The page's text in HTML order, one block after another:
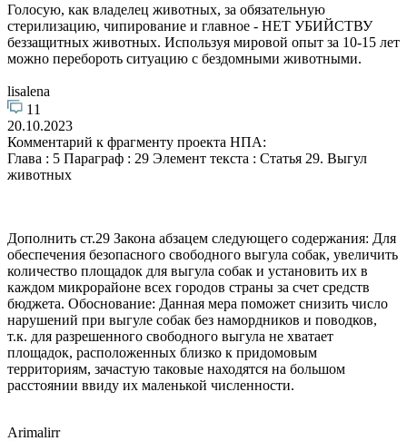
Голосую, как владелец животных, за обязательную
стерилизацию, чипирование и главное - НЕТ УБИЙСТВУ
беззащитных животных. Используя мировой опыт за 10-15 лет
можно перебороть ситуацию с бездомными животными.
lisalena
11
20.10.2023
Комментарий к фрагменту проекта НПА:
Глава : 5 Параграф : 29 Элемент текста : Статья 29. Выгул
животных
Дополнить ст.29 Закона абзацем следующего содержания: Для
обеспечения безопасного свободного выгула собак, увеличить
количество площадок для выгула собак и установить их в
каждом микрорайоне всех городов страны за счет средств
бюджета. Обоснование: Данная мера поможет снизить число
нарушений при выгуле собак без намордников и поводков,
т.к. для разрешенного свободного выгула не хватает
площадок, расположенных близко к придомовым
территориям, зачастую таковые находятся на большом
расстоянии ввиду их маленькой численности.
Arimalirr